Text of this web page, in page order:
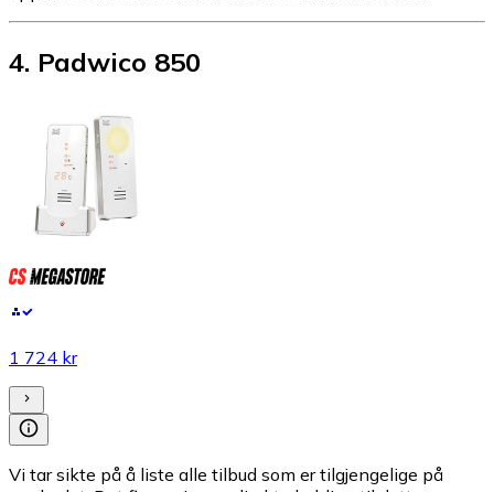
4. Padwico 850
1 724 kr
Vi tar sikte på å liste alle tilbud som er tilgjengelige på